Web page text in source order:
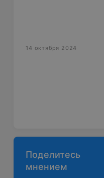
14 октября 2024
Поделитесь
мнением